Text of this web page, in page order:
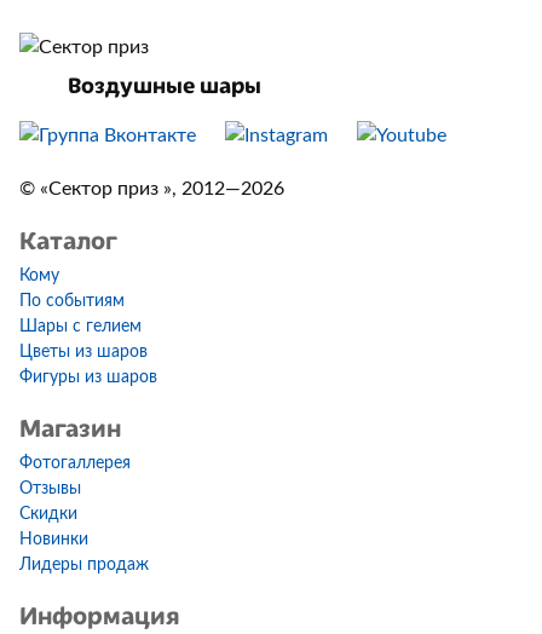
Воздушные шары
© «Сектор приз », 2012—2026
Каталог
Кому
По событиям
Шары с гелием
Цветы из шаров
Фигуры из шаров
Магазин
Фотогаллерея
Отзывы
Скидки
Новинки
Лидеры продаж
Информация